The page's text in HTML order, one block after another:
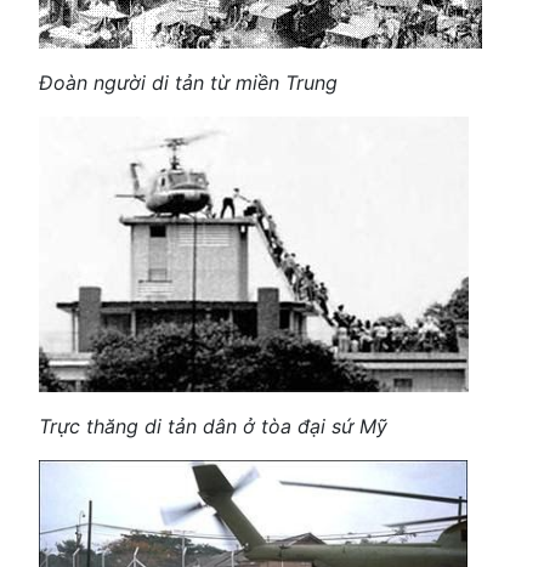
Đoàn người di tản từ miền Trung
Trực thăng di tản dân ở tòa đại sứ Mỹ